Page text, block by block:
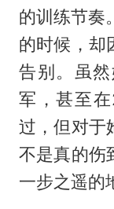
的训练节奏
的时候，却
告别。虽
军，甚至
过，但对于
不是真的伤
一步之遥的